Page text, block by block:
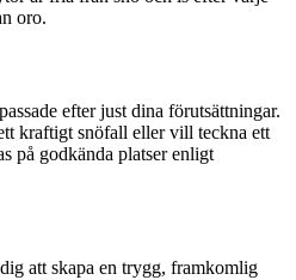
oro.
efter just dina förutsättningar.
kraftigt snöfall eller vill teckna ett
på godkända platser enligt
att skapa en trygg, framkomlig